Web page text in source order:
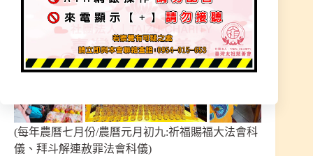
改運、消減業障、護命保平安。
(每年農曆七月份/農曆元月初九:祈福賜福大法會科
儀、拜斗解連赦罪法會科儀)